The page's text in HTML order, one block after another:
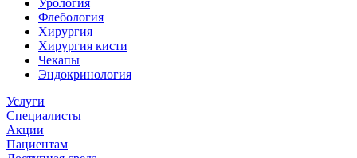
Урология
Флебология
Хирургия
Хирургия кисти
Чекапы
Эндокринология
Услуги
Специалисты
Акции
Пациентам